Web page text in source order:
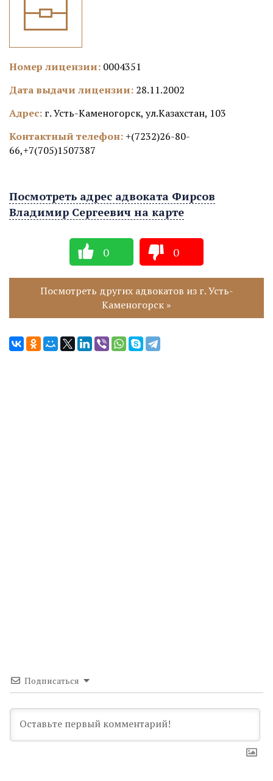
Номер лицензии: 0004351
Дата выдачи лицензии: 28.11.2002
Адрес: г. Усть-Каменогорск, ул.Казахстан, 103
Контактный телефон: +(7232)26-80-
66,+7(705)1507387
Посмотреть адрес адвоката Фирсов
Владимир Сергеевич на карте
0 0
Посмотреть других адвокатов из г. Усть-
Каменогорск »
Подписаться